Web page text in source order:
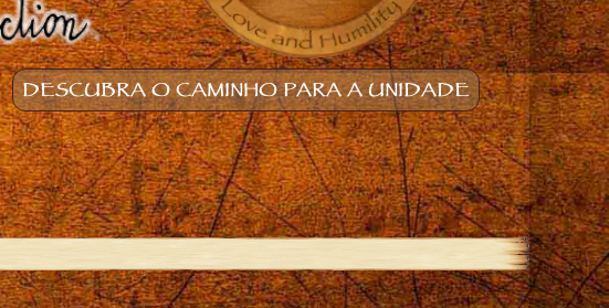
DESCUBRA O CAMINHO PARA A UNIDADE